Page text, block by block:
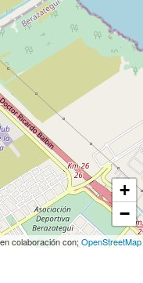
+
−
colaboración con;OpenStreetMap